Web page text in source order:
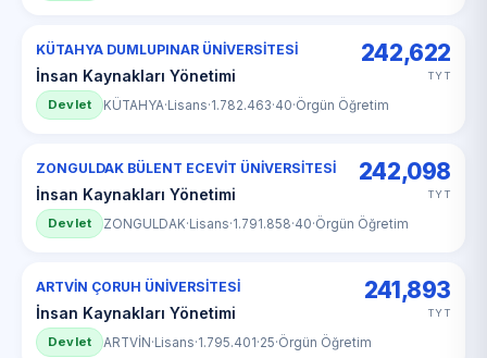
KÜTAHYA DUMLUPINAR ÜNİVERSİTESİ
İnsan Kaynakları Yönetimi
242,622
TYT
Devlet KÜTAHYA·Lisans·1.782.463·40·Örgün Öğretim
ZONGULDAK BÜLENT ECEVİT ÜNİVERSİTESİ
İnsan Kaynakları Yönetimi
242,098
TYT
Devlet ZONGULDAK·Lisans·1.791.858·40·Örgün Öğretim
ARTVİN ÇORUH ÜNİVERSİTESİ
İnsan Kaynakları Yönetimi
241,893
TYT
Devlet ARTVİN·Lisans·1.795.401·25·Örgün Öğretim